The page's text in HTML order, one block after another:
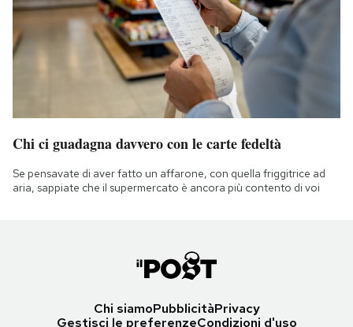
Chi ci guadagna davvero con le carte fedeltà
Se pensavate di aver fatto un affarone, con quella friggitrice ad
aria, sappiate che il supermercato è ancora più contento di voi
Chi siamoPubblicitàPrivacy
Gestisci le preferenzeCondizioni d'uso